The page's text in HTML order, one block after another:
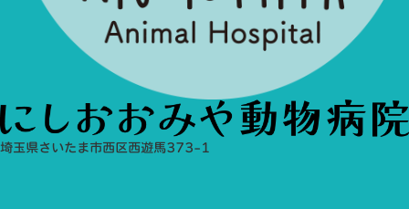
埼玉県さいたま市西区西遊馬373-1